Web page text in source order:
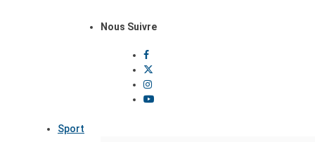
Nous Suivre
Sport